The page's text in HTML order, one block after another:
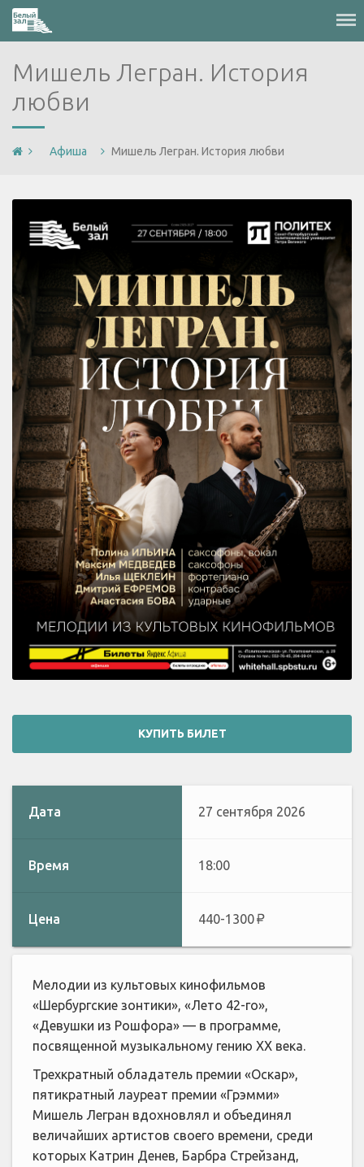
Меню
Мишель Легран. История
любви
Афиша Мишель Легран. История любви
КУПИТЬ БИЛЕТ
Дата 27 сентября 2026
Время 18:00
Цена 440-1300
Мелодии из культовых кинофильмов
«Шербургские зонтики», «Лето 42-го»,
«Девушки из Рошфора» — в программе,
посвященной музыкальному гению XX века.
Трехкратный обладатель премии «Оскар»,
пятикратный лауреат премии «Грэмми»
Мишель Легран вдохновлял и объединял
величайших артистов своего времени, среди
которых Катрин Денев, Барбра Стрейзанд,